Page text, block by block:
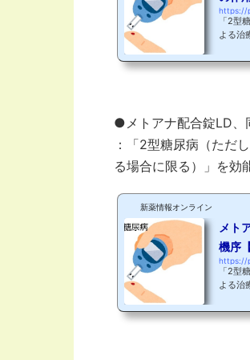
https://
「2型
よる治
プチン/
エン
●メトアナ配合錠LD、
：「2型糖尿病（ただ
る場合に限る）」を効
新薬情報オンライン
メト
機序
https://
「2型
よる治
が2018年9月